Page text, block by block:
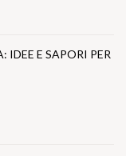
IDEE E SAPORI PER